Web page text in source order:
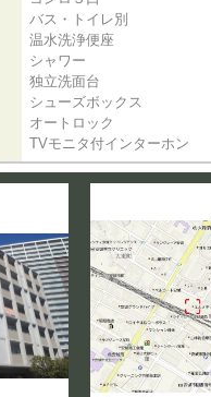
バス・トイレ別
温水洗浄便座
シャワー
独立洗面台
シューズボックス
オートロック
TVモニタ付インターホン